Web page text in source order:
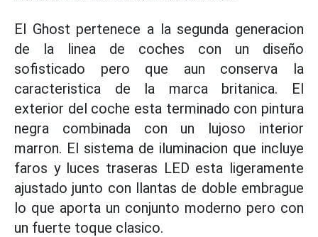
El Ghost pertenece a la segunda generacion
de la linea de coches con un diseño
sofisticado pero que aun conserva la
caracteristica de la marca britanica. El
exterior del coche esta terminado con pintura
negra combinada con un lujoso interior
marron. El sistema de iluminacion que incluye
faros y luces traseras LED esta ligeramente
ajustado junto con llantas de doble embrague
lo que aporta un conjunto moderno pero con
un fuerte toque clasico.